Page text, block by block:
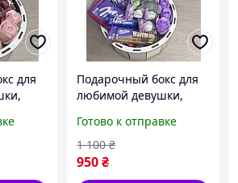
для
Подарочный бокс для
любимой девушки,
сладостями в подарок,
бокс со сладостями
Готово к отправке
950₴
1 100 ₴